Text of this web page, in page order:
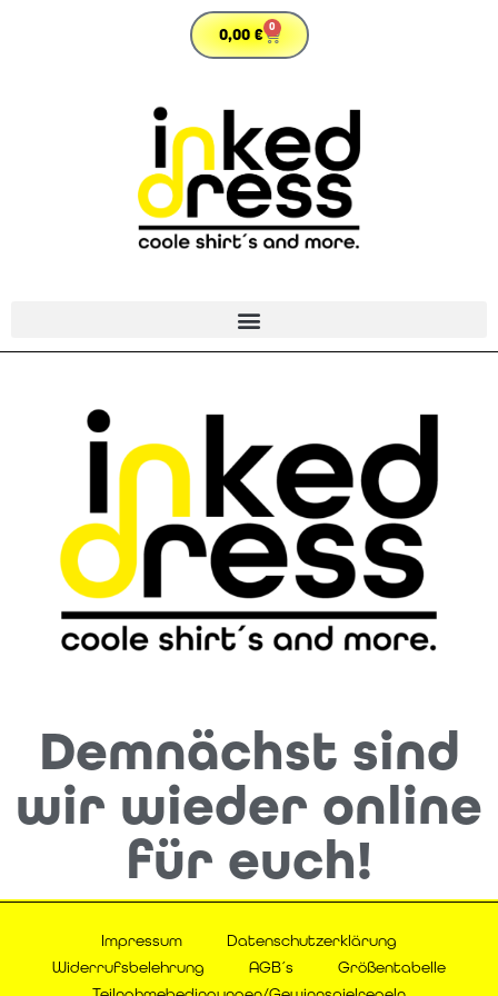
0,00€ 0
Demnächst sind
wir wieder online
für euch!
Impressum
Datenschutzerklärung
Widerrufsbelehrung
AGB´s
Größentabelle